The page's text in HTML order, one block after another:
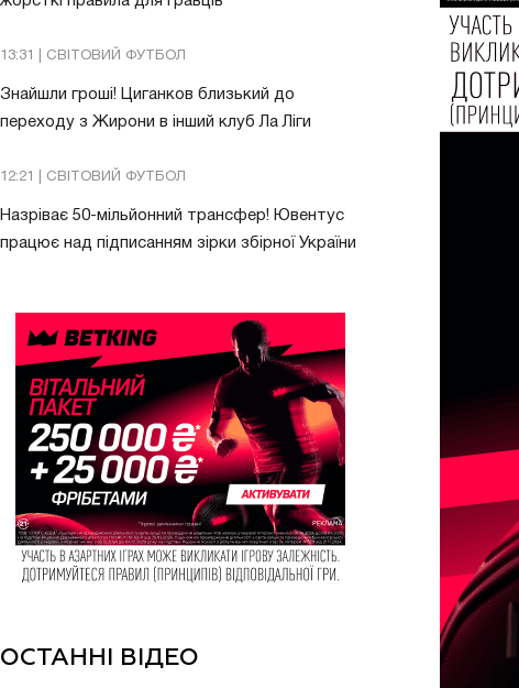
13:31 | СВІТОВИЙ ФУТБОЛ
Знайшли гроші! Циганков близький до
переходу з Жирони в інший клуб Ла Ліги
12:21 | СВІТОВИЙ ФУТБОЛ
Назріває 50-мільйонний трансфер! Ювентус
працює над підписанням зірки збірної України
ОСТАННІ ВІДЕО